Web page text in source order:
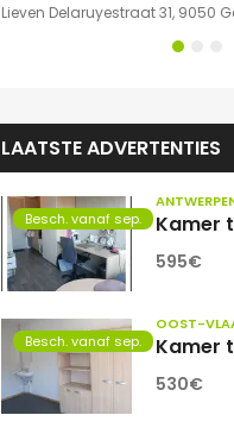
Lieven Delaruyestraat 31, 9050
LAATSTE ADVERTENTIES
Besch. vanaf sep.
595€
Besch. vanaf sep.
OOST-
Kamer
530€